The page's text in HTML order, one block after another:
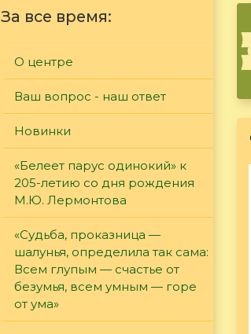
За все время:
О центре
Ваш вопрос - наш ответ
Новинки
«Белеет парус одинокий» к
205-летию со дня рождения
М.Ю. Лермонтова
«Судьба, проказница —
шалунья, определила так сама:
Всем глупым — счастье от
безумья, всем умным — горе
от ума»